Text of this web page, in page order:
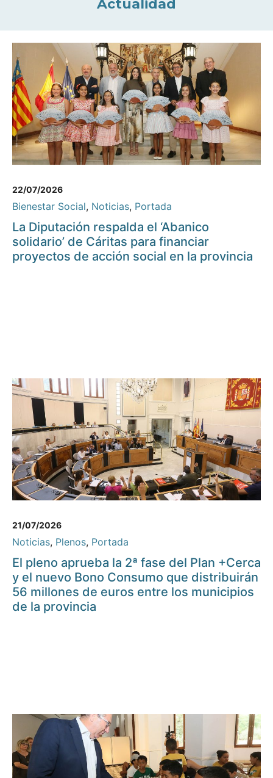
Actualidad
22/07/2026
Bienestar Social, Noticias, Portada
La Diputación respalda el ‘Abanico
solidario’ de Cáritas para financiar
proyectos de acción social en la provincia
21/07/2026
Noticias, Plenos, Portada
El pleno aprueba la 2ª fase del Plan +Cerca
y el nuevo Bono Consumo que distribuirán
56 millones de euros entre los municipios
de la provincia